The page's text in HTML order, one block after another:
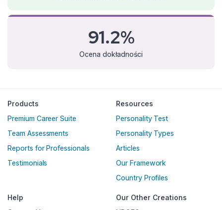
91.2%
Ocena dokładności
Products
Premium Career Suite
Team Assessments
Reports for Professionals
Testimonials
Resources
Personality Test
Personality Types
Articles
Our Framework
Country Profiles
Help
Our Other Creations